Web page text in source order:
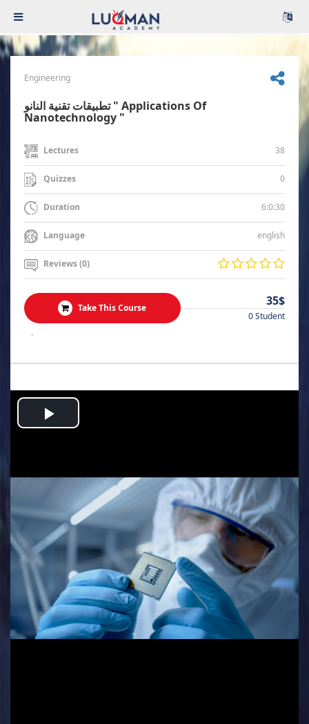
Engineering
تطبيقات تقنية النانو " Applications Of
Nanotechnology "
Lectures 38
Quizzes 0
Duration 6:0:30
Language english
Reviews (0)
Take This Course 35$
0 Student
.
Play